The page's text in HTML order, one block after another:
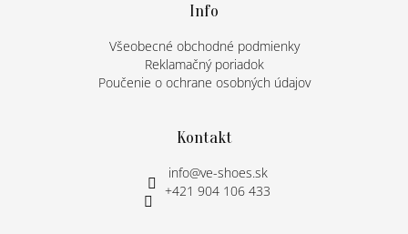
Info
Všeobecné obchodné podmienky
Reklamačný poriadok
Poučenie o ochrane osobných údajov
Kontakt
info@ve-shoes.sk
+421 904 106 433